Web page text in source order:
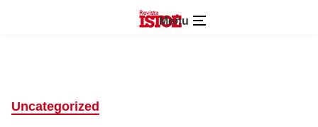
Menu
Uncategorized